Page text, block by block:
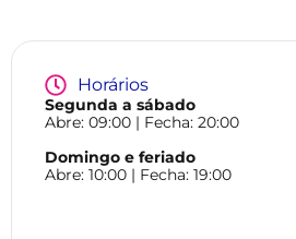
Horários
Segunda a sábado
Abre: 09:00 | Fecha: 20:00
Domingo e feriado
Abre: 10:00 | Fecha: 19:00